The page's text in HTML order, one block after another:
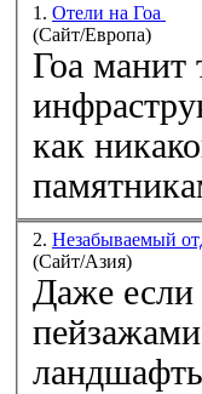
1. Отели на Гоа
(Сайт/Европа)
Гоа манит
как
2. Незабываемый
(Сайт/Азия)
Даже